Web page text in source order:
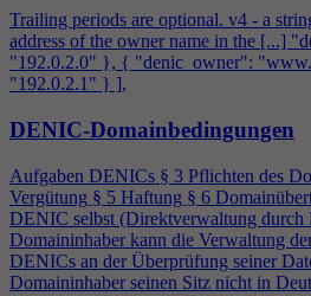
Trailing periods are optional. v4 - a
address of the owner name in the [...]
"192.0.2.0" }, { "denic_owner":
"192.0.2.1" } ],
DENIC-Domainbedingungen
Aufgaben DENICs § 3 Pflichten des
Vergütung § 5 Haftung § 6
DENIC selbst (Direktverwaltung
Domaininhaber kann die Verwaltung
DENICs an der Überprüfung seiner
Domaininhaber seinen Sitz nicht in